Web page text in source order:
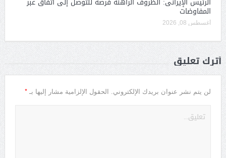
المفاوضات
أغسطس 08, 2026
أترك تعليق
لن يتم نشر عنوان بريدك الإلكتروني. الحقول الإلزامية مشار إليها بـ *